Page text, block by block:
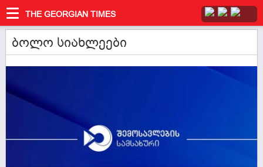
THE GEORGIAN TIMES
ბოლო სიახლეები